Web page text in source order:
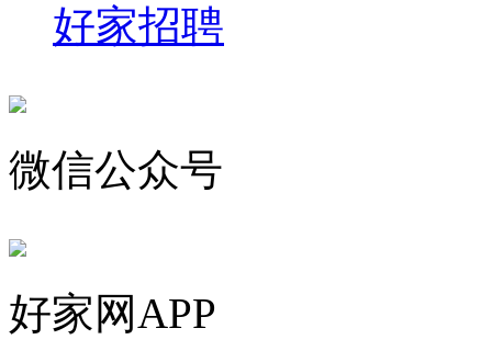
好家招聘
微信公众号
好家网APP